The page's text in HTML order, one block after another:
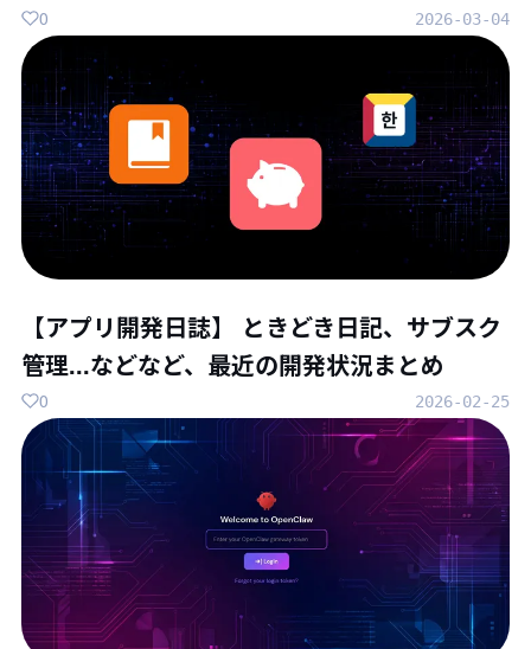
2026-03-04
0
【アプリ開発日誌】 ときどき日記、サブスク
管理...などなど、最近の開発状況まとめ
2026-02-25
0